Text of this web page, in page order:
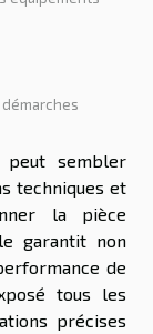
peut sembler
techniques et
la pièce
garantit non
de
tous les
précises